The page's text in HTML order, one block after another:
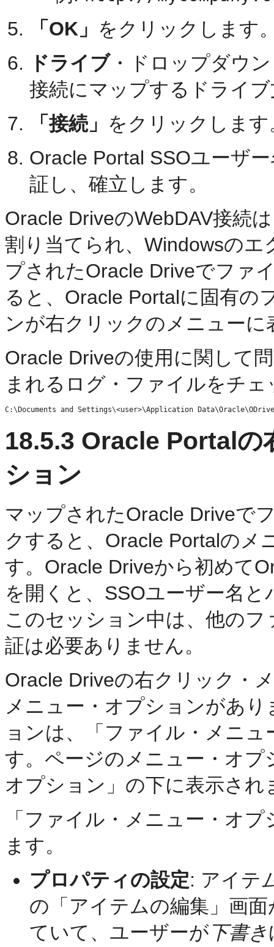
「OK」 をクリックします
ドライブ・ドロップダウ
接続にマップするドライ
「接続」 をクリックします
Oracle Portal SSOユーザ
証し、確立します。
Oracle DriveのWebDAV接続
割り当てられ、Windowsの
プされたOracle Driveでファ
ると、Oracle Portalに固有の
ンが右クリックのメニューに
Oracle Driveの使用に関して
まれるログ・ファイルをチ
18.5.3 Oracle Portalの
ション
マップされたOracle Driveで
クすると、Oracle Portalのメ
す。Oracle Driveから初めて
を開くと、SSOユーザー名
このセッション中は、他の
証は必要ありません。
Oracle Driveの右クリック・
メニュー・オプションがあ
ョンは、「ファイル・メニ
す。ページのメニュー・オ
オプション」の下に表示され
「ファイル・メニュー・オ
ます。
プロパティの設定: アイテ
の「アイテムの編集」画
ていて、ユーザーが下書き